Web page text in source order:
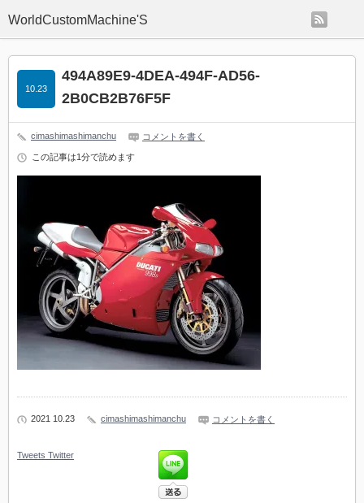
WorldCustomMachine'S
494A89E9-4DEA-494F-AD56-
2B0CB2B76F5F
10.23
cimashimashimanchu コメントを書く
この記事は1分で読めます
2021 10.23 cimashimashimanchu コメントを書く
Tweets Twitter